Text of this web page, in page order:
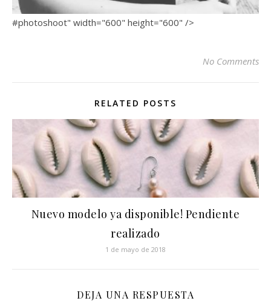
#photoshoot" width="600" height="600" />
No Comments
RELATED POSTS
Nuevo modelo ya disponible! Pendiente
realizado
1 de mayo de 2018
DEJA UNA RESPUESTA